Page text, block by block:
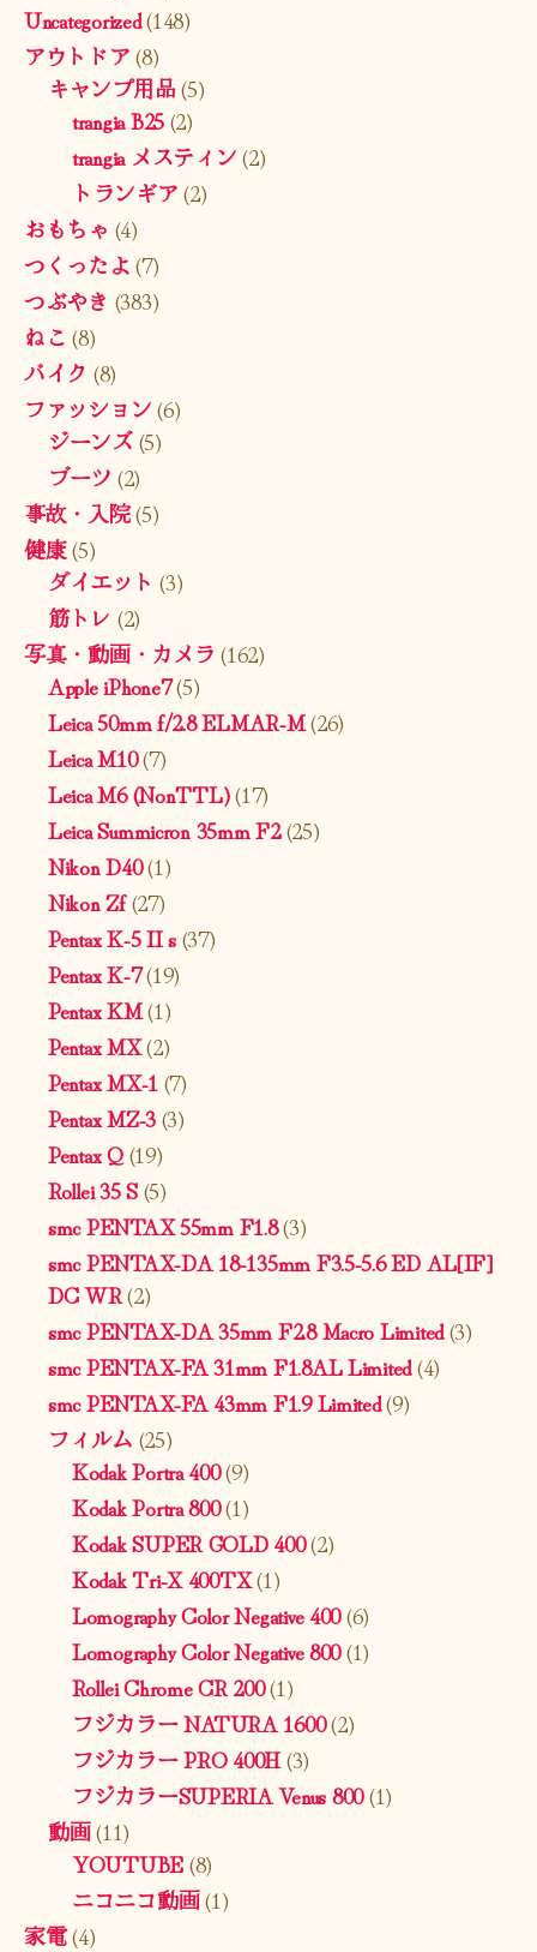
Uncategorized(148)
アウトドア(8)
キャンプ用品(5)
trangia B25(2)
trangia メスティン(2)
トランギア(2)
おもちゃ (4)
つくったよ(7)
つぶやき (383)
ねこ (8)
バイク (8)
ファッション(6)
ジーンズ(5)
ブーツ (2)
事故・入院(5)
健康(5)
ダイエット (3)
筋トレ (2)
写真・動画・カメラ (162)
Apple iPhone7(5)
Leica 50mm f/2.8 ELMAR-M(26)
Leica M10(7)
Leica M6 (NonTTL)(17)
Leica Summicron 35mm F2(25)
Nikon D40(1)
Nikon Zf(27)
Pentax K-5 II s(37)
Pentax K-7(19)
Pentax KM(1)
Pentax MX(2)
Pentax MX-1 (7)
Pentax MZ-3(3)
Pentax Q(19)
Rollei 35 S(5)
smc PENTAX 55mm F1.8(3)
smc PENTAX-DA 18-135mm F3.5-5.6 ED AL[IF]
DC WR(2)
smc PENTAX-DA 35mm F2.8 Macro Limited(3)
smc PENTAX-FA 31mm F1.8AL Limited(4)
smc PENTAX-FA 43mm F1.9 Limited(9)
フィルム (25)
Kodak Portra 400(9)
Kodak Portra 800(1)
Kodak SUPER GOLD 400(2)
Kodak Tri-X 400TX(1)
Lomography Color Negative 400(6)
Lomography Color Negative 800(1)
Rollei Chrome CR 200(1)
フジカラー NATURA 1600(2)
フジカラー PRO 400H(3)
フジカラーSUPERIA Venus 800(1)
動画(11)
YOUTUBE(8)
ニコニコ動画(1)
家電(4)